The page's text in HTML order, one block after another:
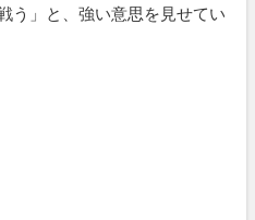
う」と、強い意思を見せてい